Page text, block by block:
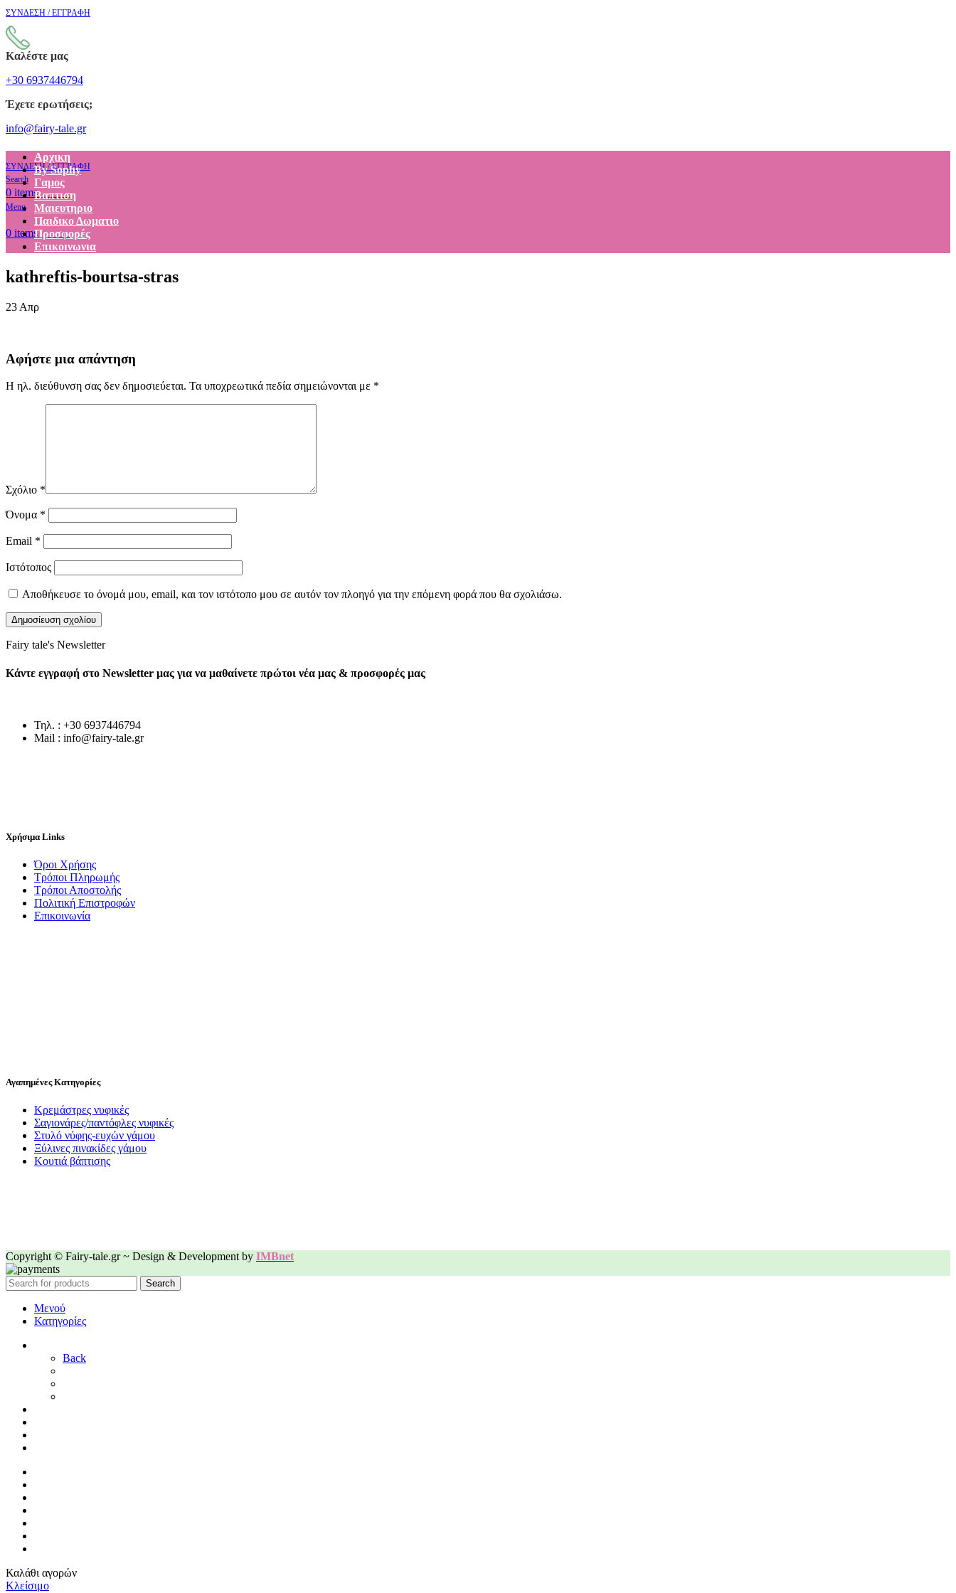
ΣΥΝΔΕΣΗ / ΕΓΓΡΑΦΗ
Καλέστε μας
+30 6937446794
Έχετε ερωτήσεις;
info@fairy-tale.gr
ΣΥΝΔΕΣΗ / ΕΓΓΡΑΦΗ
Search
0 items €0.00
Menu
0 items €0.00
Αρχικη
By Sophy
Γαμος
Βαπτιση
Μαιευτηριο
Παιδικο Δωματιο
Προσφορές
Επικοινωνια
kathreftis-bourtsa-stras
23 Απρ
Αφήστε μια απάντηση
Η ηλ. διεύθυνση σας δεν δημοσιεύεται. Τα υποχρεωτικά πεδία σημειώνονται με *
Σχόλιο *
Όνομα *
Email *
Ιστότοπος
Αποθήκευσε το όνομά μου, email, και τον ιστότοπο μου σε αυτόν τον πλοηγό για την επόμενη φορά που θα σχολιάσω.
Fairy tale's Newsletter
Κάντε εγγραφή στο Newsletter μας για να μαθαίνετε πρώτοι νέα μας & προσφορές μας
Τηλ. : +30 6937446794
Mail : info@fairy-tale.gr
Χρήσιμα Links
Όροι Χρήσης
Τρόποι Πληρωμής
Τρόποι Αποστολής
Πολιτική Επιστροφών
Επικοινωνία
Αγαπημένες Κατηγορίες
Κρεμάστρες νυφικές
Σαγιονάρες/παντόφλες νυφικές
Στυλό νύφης-ευχών γάμου
Ξύλινες πινακίδες γάμου
Κουτιά βάπτισης
Copyright © Fairy-tale.gr ~ Design & Development by IMBnet
Search
Μενού
Κατηγορίες
Back
Καλάθι αγορών
Κλείσιμο